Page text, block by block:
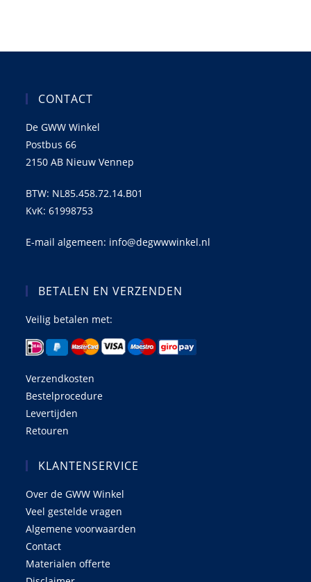
CONTACT
De GWW Winkel
Postbus 66
2150 AB Nieuw Vennep
BTW: NL85.458.72.14.B01
KvK: 61998753
E-mail algemeen: info@degwwwinkel.nl
BETALEN EN VERZENDEN
Veilig betalen met:
Verzendkosten
Bestelprocedure
Levertijden
Retouren
KLANTENSERVICE
Over de GWW Winkel
Veel gestelde vragen
Algemene voorwaarden
Contact
Materialen offerte